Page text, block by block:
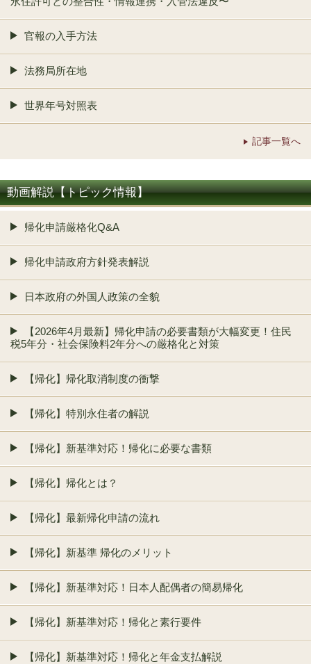
官報の入手方法
法務局所在地
世界年号対照表
記事一覧へ
動画解説【トピック情報】
帰化申請厳格化Q&A
帰化申請政府方針発表解説
日本政府の外国人政策の全貌
【2026年4月最新】帰化申請の必要書類が大幅変更！住民
税5年分・社会保険料2年分への厳格化と対策
【帰化】帰化取消制度の衝撃
【帰化】特別永住者の解説
【帰化】新基準対応！帰化に必要な書類
【帰化】帰化とは？
【帰化】最新帰化申請の流れ
【帰化】新基準 帰化のメリット
【帰化】新基準対応！日本人配偶者の簡易帰化
【帰化】新基準対応！帰化と素行要件
【帰化】新基準対応！帰化と年金支払解説